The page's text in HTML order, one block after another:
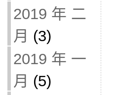
2019 年 二
月 (3)
2019 年 一
月 (5)